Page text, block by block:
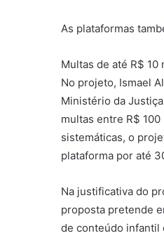
As plataformas
Multas de até R$ 10
No projeto, Ismael
Ministério da
multas entre R$
sistemáticas, o
plataforma por até
Na justificativa do
proposta pretende
de conteúdo infantil